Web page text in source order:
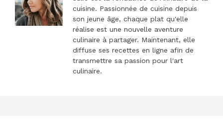
cuisine. Passionnée de cuisine depuis
son jeune âge, chaque plat qu'elle
réalise est une nouvelle aventure
culinaire à partager. Maintenant, elle
diffuse ses recettes en ligne afin de
transmettre sa passion pour l'art
culinaire.